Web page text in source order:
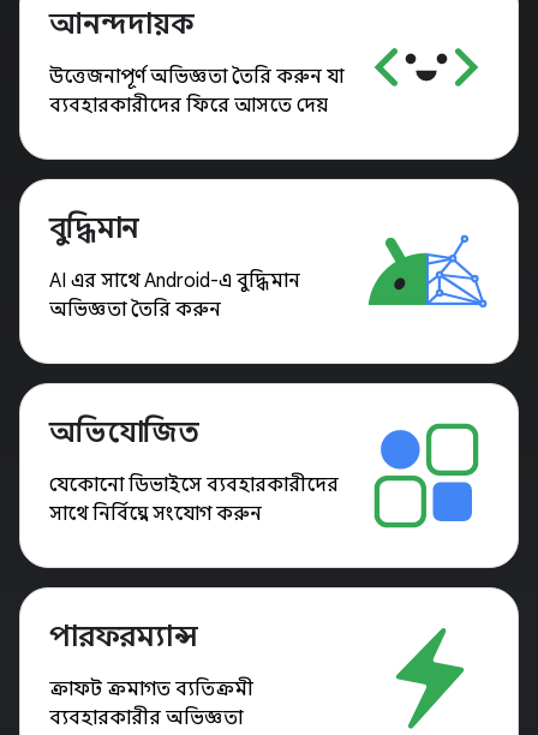
আনন্দদায়ক
উত্তেজনাপূর্ণ অভিজ্ঞতা তৈরি করুন যা
ব্যবহারকারীদের ফিরে আসতে দেয়
বুদ্ধিমান
AI এর সাথে Android-এ বুদ্ধিমান
অভিজ্ঞতা তৈরি করুন
অভিযোজিত
যেকোনো ডিভাইসে ব্যবহারকারীদের
সাথে নির্বিঘ্নে সংযোগ করুন
পারফরম্যান্স
ক্রাফট ক্রমাগত ব্যতিক্রমী
ব্যবহারকারীর অভিজ্ঞতা